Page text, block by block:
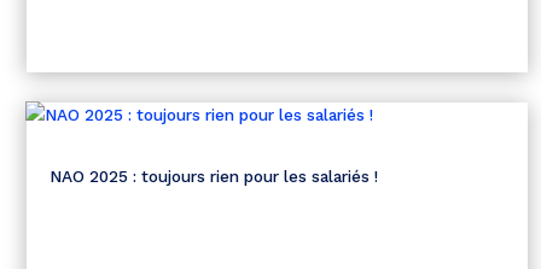
NAO 2025 : toujours rien pour les salariés !